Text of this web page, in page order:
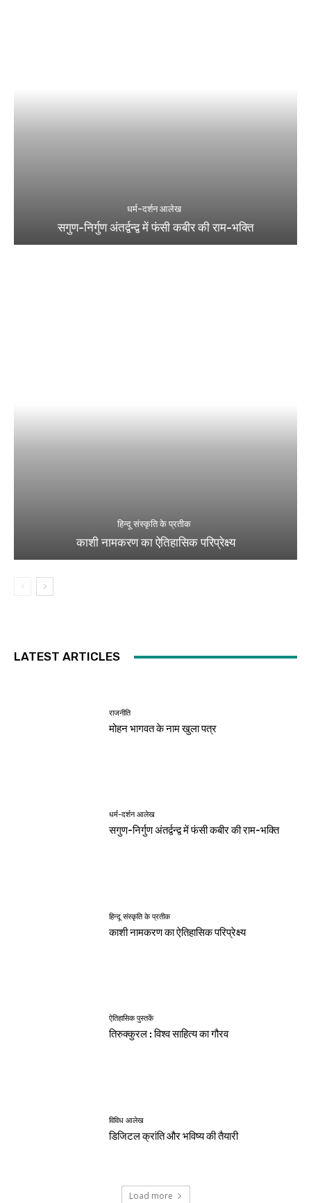
धर्म-दर्शन आलेख
सगुण-निर्गुण अंतर्द्वन्द्व में फंसी कबीर की राम-भक्ति
हिन्दू संस्कृति के प्रतीक
काशी नामकरण का ऐतिहासिक परिप्रेक्ष्य
LATEST ARTICLES
राजनीति
मोहन भागवत के नाम खुला पत्र
धर्म-दर्शन आलेख
सगुण-निर्गुण अंतर्द्वन्द्व में फंसी कबीर की राम-भक्ति
हिन्दू संस्कृति के प्रतीक
काशी नामकरण का ऐतिहासिक परिप्रेक्ष्य
ऐतिहासिक पुस्तकें
तिरुक्कुरल : विश्व साहित्य का गौरव
विविध आलेख
डिजिटल क्रांति और भविष्य की तैयारी
Load more